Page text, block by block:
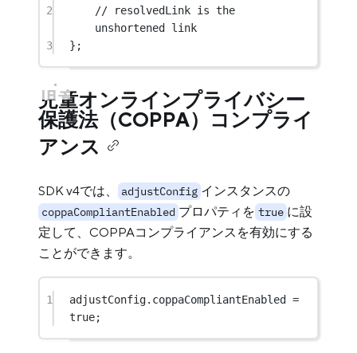
2
// resolvedLink is the
unshortened link
3
};
児童オンラインプライバシー
保護法（COPPA）コンプライ
アンス
SDK v4では、 adjustConfig インスタンスの
coppaCompliantEnabled プロパティを true に設
定して、COPPAコンプライアンスを有効にする
ことができます。
1 adjustConfig.coppaCompliantEnabled =
true;